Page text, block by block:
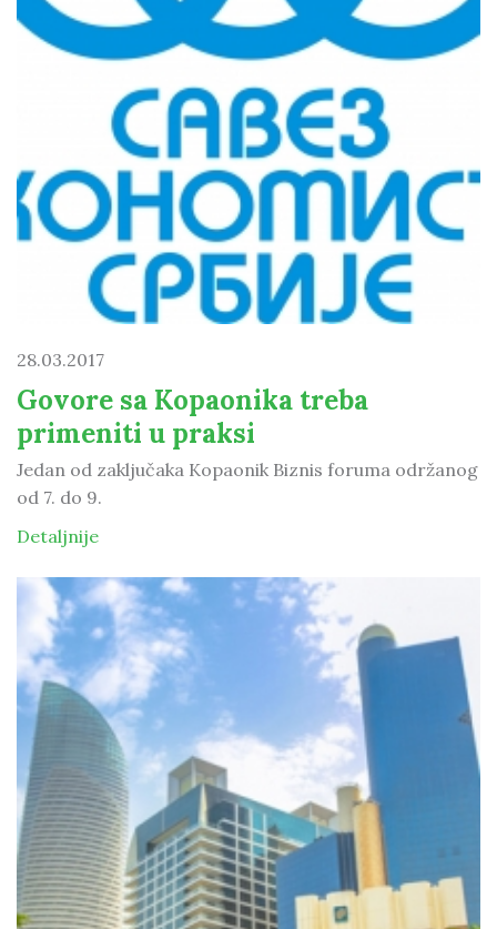
28.03.2017
Govore sa Kopaonika treba
primeniti u praksi
Jedan od zaključaka Kopaonik Biznis foruma održanog
od 7. do 9.
Detaljnije